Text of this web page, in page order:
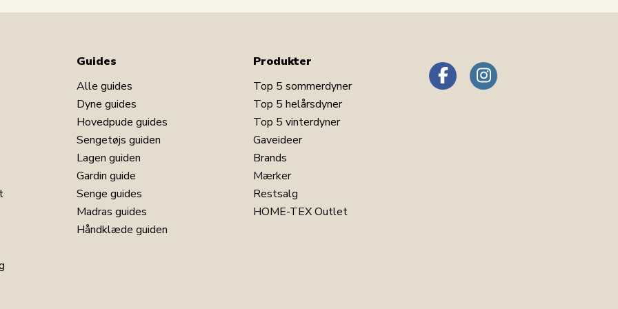
Guides
Alle guides
Dyne guides
Hovedpude guides
Sengetøjs guiden
Lagen guiden
Gardin guide
Senge guides
Madras guides
Håndklæde guiden
Produkter
Top 5 sommerdyner
Top 5 helårsdyner
Top 5 vinterdyner
Gaveideer
Brands
Mærker
Restsalg
HOME-TEX Outlet